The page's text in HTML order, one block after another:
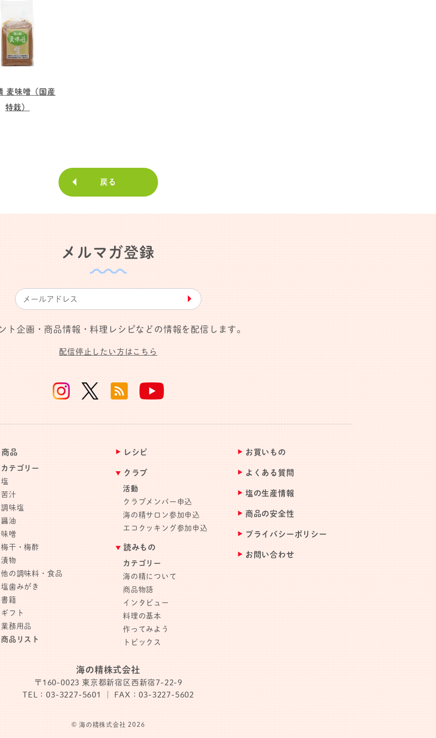
麦味噌（国産
特栽）
戻る
メルマガ登録
▶︎
ト企画・商品情報・料理レシピなどの情報を配信します。
配信停止したい方はこちら
商品
カテゴリー
塩
苦汁
調味塩
醤油
味噌
梅干・梅酢
漬物
他の調味料・食品
塩歯みがき
書籍
ギフト
業務用品
商品リスト
レシピ
クラブ
活動
クラブメンバー申込
海の精サロン参加申込
エコクッキング参加申込
読みもの
カテゴリー
海の精について
商品物語
インタビュー
料理の基本
作ってみよう
トピックス
お買いもの
よくある質問
塩の生産情報
商品の安全性
プライバシーポリシー
お問い合わせ
海の精株式会社
〒160-0023 東京都新宿区西新宿7-22-9
TEL：03-3227-5601
｜ FAX：03-3227-5602
© 海の精株式会社 2026